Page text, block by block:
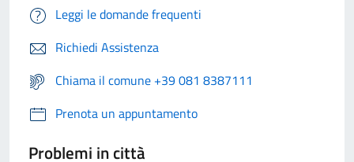
Leggi le domande frequenti
Richiedi Assistenza
Chiama il comune +39 081 8387111
Prenota un appuntamento
Problemi in città